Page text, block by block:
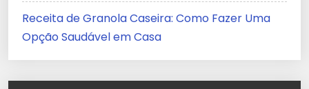
Receita de Granola Caseira: Como Fazer Uma
Opção Saudável em Casa